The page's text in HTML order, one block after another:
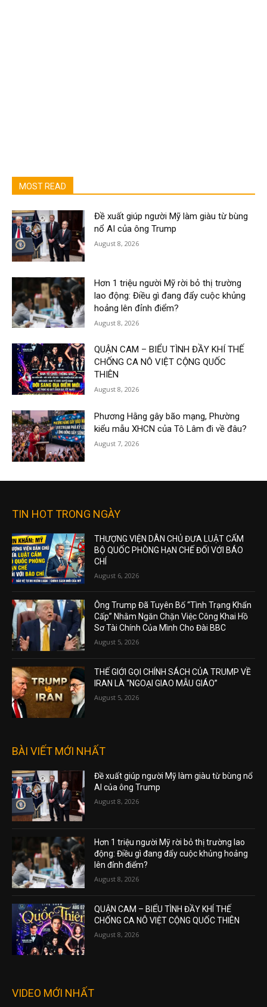
MOST READ
Đề xuất giúp người Mỹ làm giàu từ bùng
nổ AI của ông Trump
August 8, 2026
Hơn 1 triệu người Mỹ rời bỏ thị trường
lao động: Điều gì đang đẩy cuộc khủng
hoảng lên đỉnh điểm?
August 8, 2026
QUẬN CAM – BIỂU TÌNH ĐẦY KHÍ THẾ
CHỐNG CA NÔ VIỆT CỘNG QUỐC
THIÊN
August 8, 2026
Phương Hằng gây bão mạng, Phường
kiểu mẫu XHCN của Tô Lâm đi về đâu?
August 7, 2026
TIN HOT TRONG NGÀY
THƯỢNG VIỆN DÂN CHỦ ĐƯA LUẬT CẤM
BỘ QUỐC PHÒNG HẠN CHẾ ĐỐI VỚI BÁO
CHÍ
August 6, 2026
Ông Trump Đã Tuyên Bố “Tình Trạng Khẩn
Cấp” Nhằm Ngăn Chặn Việc Công Khai Hồ
Sơ Tài Chính Của Mình Cho Đài BBC
August 5, 2026
THẾ GIỚI GỌI CHÍNH SÁCH CỦA TRUMP VỀ
IRAN LÀ “NGOẠI GIAO MẪU GIÁO”
August 5, 2026
BÀI VIẾT MỚI NHẤT
Đề xuất giúp người Mỹ làm giàu từ bùng nổ
AI của ông Trump
August 8, 2026
Hơn 1 triệu người Mỹ rời bỏ thị trường lao
động: Điều gì đang đẩy cuộc khủng hoảng
lên đỉnh điểm?
August 8, 2026
QUẬN CAM – BIỂU TÌNH ĐẦY KHÍ THẾ
CHỐNG CA NÔ VIỆT CỘNG QUỐC THIÊN
August 8, 2026
VIDEO MỚI NHẤT